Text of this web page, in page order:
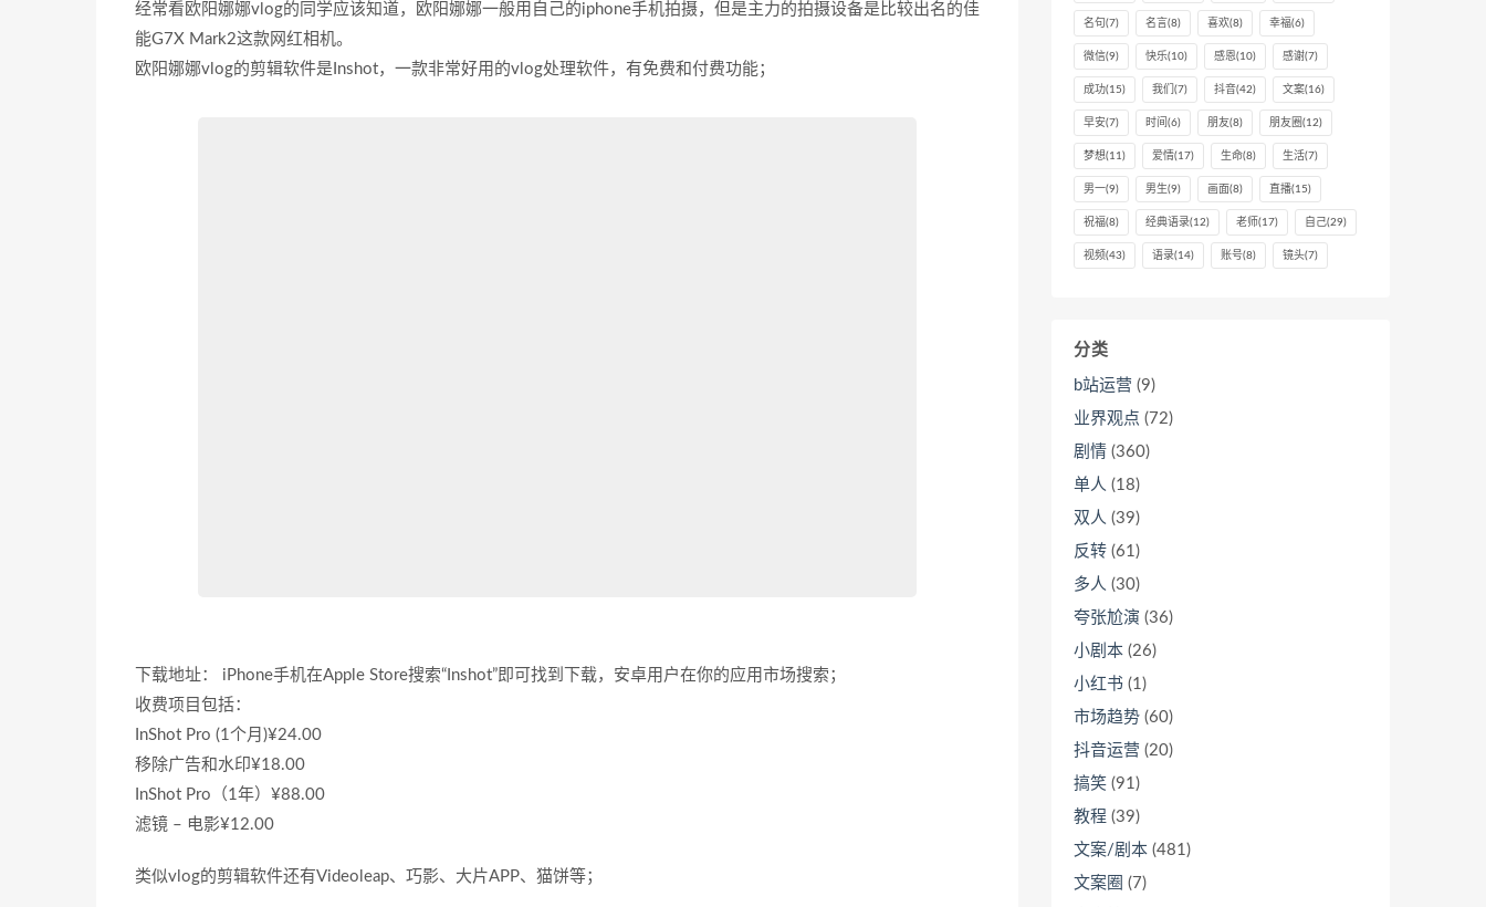
经常看欧阳娜娜vlog的同学应该知道，欧阳娜娜一般用自己的iphone手机拍摄，但是主力的拍摄设备是比较出名的佳
能G7X Mark2这款网红相机。
欧阳娜娜vlog的剪辑软件是Inshot，一款非常好用的vlog处理软件，有免费和付费功能；
下载地址： iPhone手机在Apple Store搜索“Inshot”即可找到下载，安卓用户在你的应用市场搜索；
收费项目包括：
InShot Pro (1个月)¥24.00
移除广告和水印¥18.00
InShot Pro（1年）¥88.00
滤镜 – 电影¥12.00
类似vlog的剪辑软件还有Videoleap、巧影、大片APP、猫饼等；
名句(7) 名言 (8) 喜欢(8) 幸福(6)
微信(9) 快乐(10) 感恩(10) 感谢(7)
成功(15) 我们 (7) 抖音(42) 文案(16)
早安(7) 时间 (6) 朋友(8) 朋友圈 (12)
梦想(11) 爱情(17) 生命(8) 生活(7)
男一(9) 男生(9) 画面(8) 直播(15)
祝福(8) 经典语录(12) 老师(17) 自己(29)
视频(43) 语录(14) 账号(8) 镜头(7)
分类
b站运营 (9)
业界观点 (72)
剧情 (360)
单人 (18)
双人 (39)
反转 (61)
多人 (30)
夸张尬演 (36)
小剧本 (26)
小红书 (1)
市场趋势 (60)
抖音运营 (20)
搞笑 (91)
教程 (39)
文案/剧本 (481)
文案圈 (7)